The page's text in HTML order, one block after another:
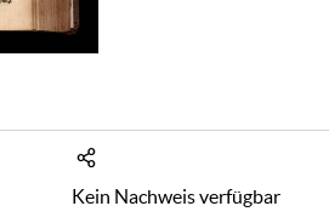
Kein Nachweis verfügbar